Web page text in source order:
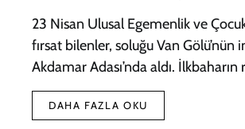
23 Nisan Ulusal Egemenlik ve Çocuk
fırsat bilenler, soluğu Van Gölü’nün
Akdamar Adası’nda aldı.
DAHA FAZLA OKU